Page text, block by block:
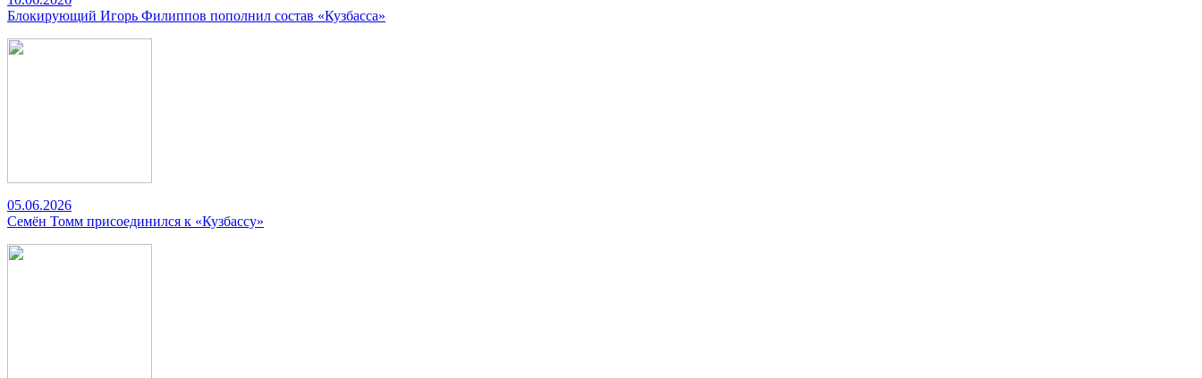
Блокирующий Игорь Филиппов пополнил состав «Кузбасса»
05.06.2026
Семён Томм присоединился к «Кузбассу»